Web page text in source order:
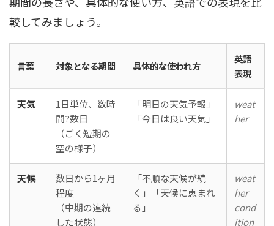
較してみましょう。
言葉 対象となる期間 具体的な使われ方
英語
表現
天気
1日単位、数時
間?数日
（ごく短期の
空の様子）
「明日の天気予報」
「今日は良い天気」
weat
her
天候
数日から1ヶ月
程度
（中期の連続
した状態）
「不順な天候が続
く」「天候に恵まれ
る」
weat
her
cond
ition